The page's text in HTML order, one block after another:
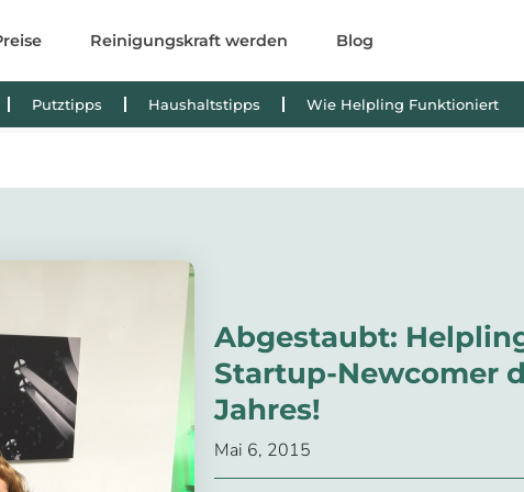
Reinigungskraft werden Blog
Putztipps Haushaltstipps Wie Helpling Funktioniert
Abgestaubt:
Startup-Newcomer
Jahres!
Mai 6, 2015